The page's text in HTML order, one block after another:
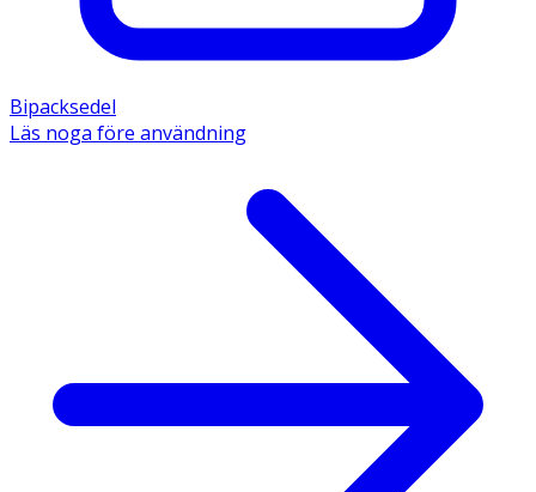
Bipacksedel
Läs noga före användning